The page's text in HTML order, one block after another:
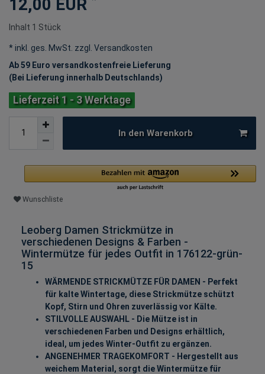
12,00 EUR
Inhalt 1 Stück
* inkl. ges. MwSt. zzgl.
Versandkosten
Ab 59 Euro versandkostenfreie Lieferung
(Bei Lieferung innerhalb Deutschlands)
Lieferzeit 1 - 3 Werktage
In den Warenkorb
Wunschliste
Leoberg Damen Strickmütze in
verschiedenen Designs & Farben -
Wintermütze für jedes Outfit in 176122-grün-
15
WÄRMENDE STRICKMÜTZE FÜR DAMEN - Perfekt
für kalte Wintertage, diese Strickmütze schützt
Kopf, Stirn und Ohren zuverlässig vor Kälte.
STILVOLLE AUSWAHL - Die Mütze ist in
verschiedenen Farben und Designs erhältlich,
ideal, um jedes Winter-Outfit zu ergänzen.
ANGENEHMER TRAGEKOMFORT - Hergestellt aus
weichem Material, sorgt die Wintermütze für